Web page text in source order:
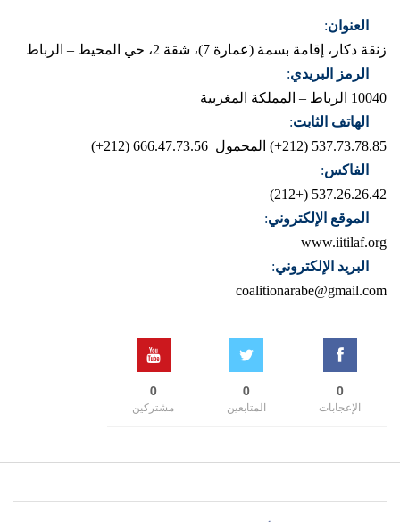
العنوان:
زنقة دكار، إقامة بسمة (عمارة 7)، شقة 2، حي المحيط – الرباط
الرمز البريدي:
10040 الرباط – المملكة المغربية
الهاتف الثابت:
537.73.78.85 (212+)
المحمول 666.47.73.56 (212+)
الفاكس:
537.26.26.42 (+212)
الموقع الإلكتروني:
www.iitilaf.org
البريد الإلكتروني:
coalitionarabe@gmail.com
0
الإعجابات
0
المتابعين
0
مشتركين